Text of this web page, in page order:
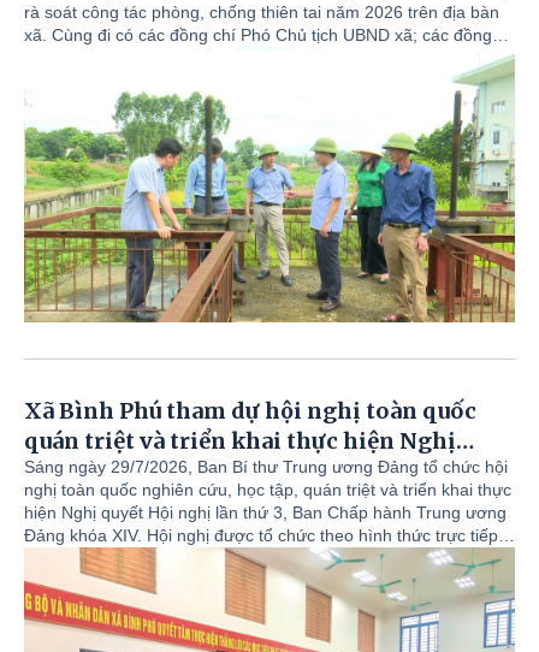
rà soát công tác phòng, chống thiên tai năm 2026 trên địa bàn
xã. Cùng đi có các đồng chí Phó Chủ tịch UBND xã; các đồng
Xã Bình Phú tham dự hội nghị toàn quốc
quán triệt và triển khai thực hiện Nghị
quyết Hội nghị Trung ương 3, khoá XIV.
Sáng ngày 29/7/2026, Ban Bí thư Trung ương Đảng tổ chức hội
nghị toàn quốc nghiên cứu, học tập, quán triệt và triển khai thực
hiện Nghị quyết Hội nghị lần thứ 3, Ban Chấp hành Trung ương
Đảng khóa XIV. Hội nghị được tổ chức theo hình thức trực tiếp
kết hợp trực tuyến, kết nối từ điểm cầu Hội trường Diên Hồng,
Nhà Quốc hội (Thành phố Hà Nội) đến điểm cầu các ban, bộ,
ngành, cơ quan Trung ương, các tỉnh, thành phố, cơ quan, đơn
vị, xã, phường.